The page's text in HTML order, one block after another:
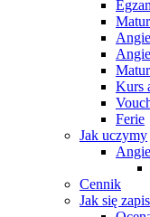
Kurs
Ferie
Jak uczymy
Cennik
Jak się